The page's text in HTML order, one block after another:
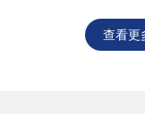
查看